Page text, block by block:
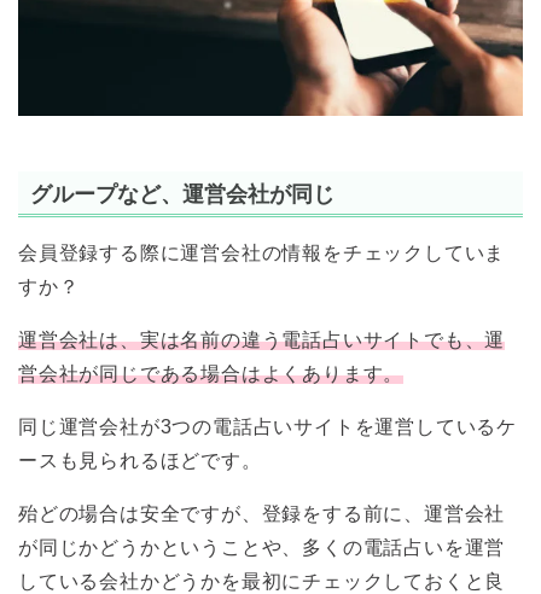
グループなど、運営会社が同じ
会員登録する際に運営会社の情報をチェックしていま
すか？
運営会社は、実は名前の違う電話占いサイトでも、運
営会社が同じである場合はよくあります。
同じ運営会社が3つの電話占いサイトを運営しているケ
ースも見られるほどです。
殆どの場合は安全ですが、登録をする前に、運営会社
が同じかどうかということや、多くの電話占いを運営
している会社かどうかを最初にチェックしておくと良